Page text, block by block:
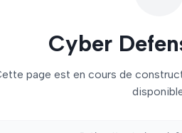
Cyber
page est en cours de